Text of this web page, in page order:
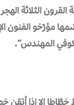
الثلاثة
مؤرّخو الفنون
المهندس”.
إلا إذا